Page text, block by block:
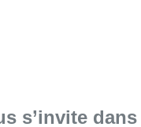
s’invite dans